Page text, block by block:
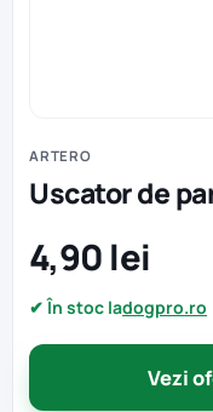
ARTERO
Uscator de
4,90 lei
✔ În stoc ladogpro.ro
Vezi